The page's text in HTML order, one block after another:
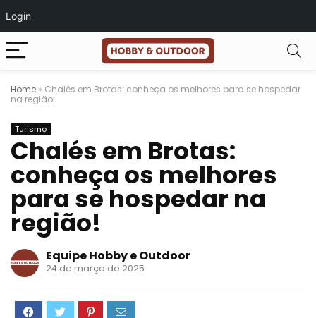
Login
Home » Chalés em Brotas: conheça os melhores para se hospedar
na região!
Turismo
Chalés em Brotas:
conheça os melhores
para se hospedar na
região!
Equipe Hobby e Outdoor
24 de março de 2025